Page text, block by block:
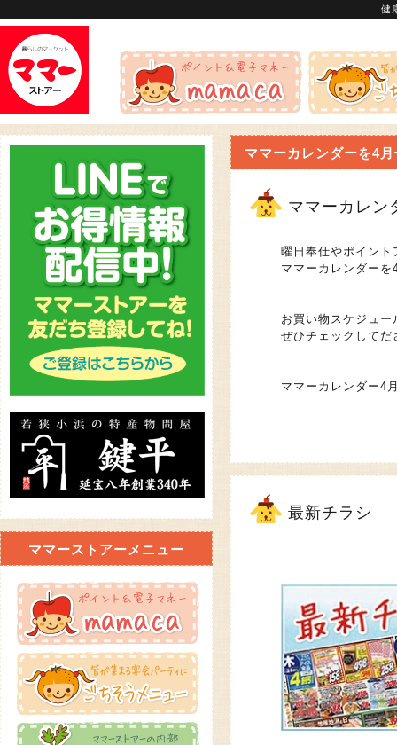
健
ママーカレンダーを4
ママーカレン
曜日奉仕やポイント
ママーカレンダー
お買い物スケジュー
ぜひチェックしてだ
ママーカレンダー4
最新チラシ
ママーストアーメニュー